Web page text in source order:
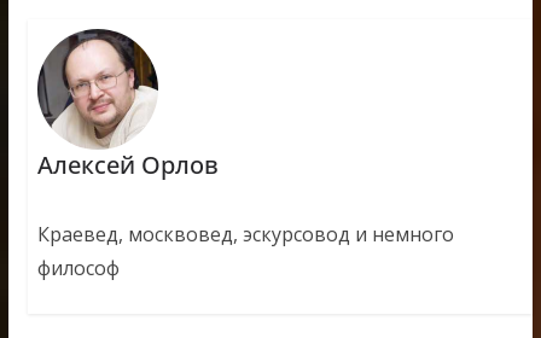
Алексей Орлов
Краевед, москвовед, эскурсовод и немного
философ